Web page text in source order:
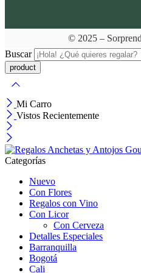
© 2025 –
Buscar
Mi Carro
Vistos Recientemente
Categorías
Nuevo
Con Flores
Regalos con Vino
Con Licor
Con Cerveza
Detalles Especiales
Barranquilla
Bogotá
Cali